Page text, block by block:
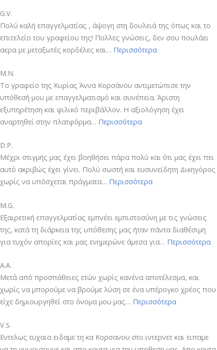
G.V.
Πολύ καλή επαγγελματίας , άψογη στη δουλειά της όπως και το
επιτελείο του γραφείου της! Πολλες γνώσεις, δεν σου πουλάει
αερα με μεταξωτές κορδέλες και… Περισσότερα“G.V.”
Μ.Ν.
Το γραφείο της Κυρίας Άννα Κορσάνου αντιμετώπισε την
υπόθεσή μου με επαγγελματισμό και συνέπεια. Άριστη
εξυπηρέτηση και φιλικό περιβάλλον. Η αξιολόγηση έχει
αναρτηθεί στην πλατφόρμα… Περισσότερα“Μ.Ν.”
D.P.
Μέχρι στιγμής μας έχει βοηθήσει πάρα πολύ και ότι μας έχει πει
αυτό ακριβώς έχει γίνει. Πολύ σωστή και ευσυνείδητη Δικηγόρος
χωρίς να υπόσχεται πράγματα… Περισσότερα“D.P.”
M.G.
Εξαιρετική επαγγελματίας εμπνέει εμπιστοσύνη με τις γνώσεις
της, κατά τη διάρκεια της υπόθεσης μας ήταν πάντα διαθέσιμη
για τυχόν απορίες και μας ενημερώνε άμεσα για… Περισσότερα
A.A.
Μετά από προσπάθειες ετών χωρίς κανένα αποτέλεσμα, και
χωρίς να μπορούμε να βρούμε λύση σε ένα υπέρογκο χρέος που
είχε δημιουργηθεί στο όνομα μου μας… Περισσότερα“A.A.”
V.S.
Εντελως τυχαια ειδαμε τη κα Κορσανου στο ιντερνετ και ειπαμε